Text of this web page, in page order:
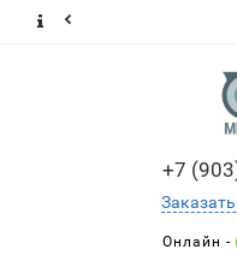
+7
Онлайн -